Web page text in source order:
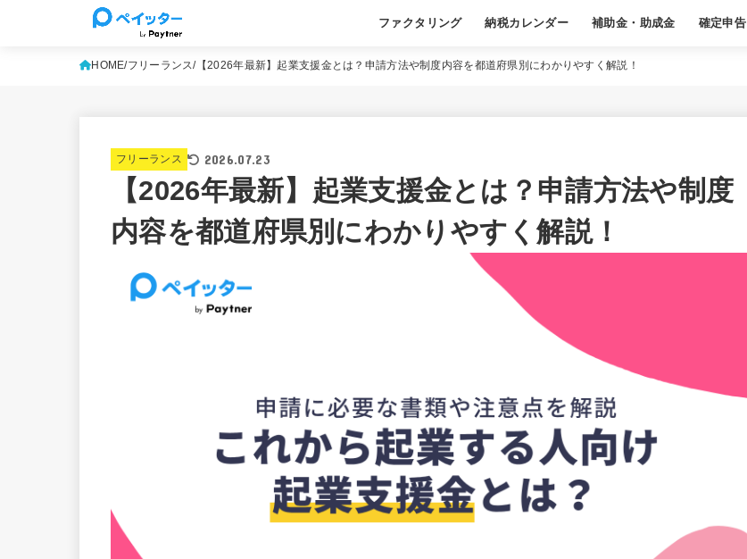
ファクタリング
基本
よくある質問
納税カレンダー 補助金・助成金
基本
職業別おすすめ
確定申告
HOME フリーランス 【2026年最新】起業支援金とは？申請方法や制度内容を都道府県別にわかりやすく解説！
フリーランス 2026.07.23
【2026年最新】起業支援金とは？申請方法や制度
内容を都道府県別にわかりやすく解説！